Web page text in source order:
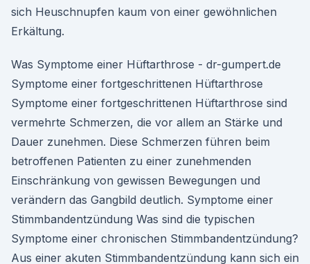
sich Heuschnupfen kaum von einer gewöhnlichen
Erkältung.
Was Symptome einer Hüftarthrose - dr-gumpert.de
Symptome einer fortgeschrittenen Hüftarthrose
Symptome einer fortgeschrittenen Hüftarthrose sind
vermehrte Schmerzen, die vor allem an Stärke und
Dauer zunehmen. Diese Schmerzen führen beim
betroffenen Patienten zu einer zunehmenden
Einschränkung von gewissen Bewegungen und
verändern das Gangbild deutlich. Symptome einer
Stimmbandentzündung Was sind die typischen
Symptome einer chronischen Stimmbandentzündung?
Aus einer akuten Stimmbandentzündung kann sich ein